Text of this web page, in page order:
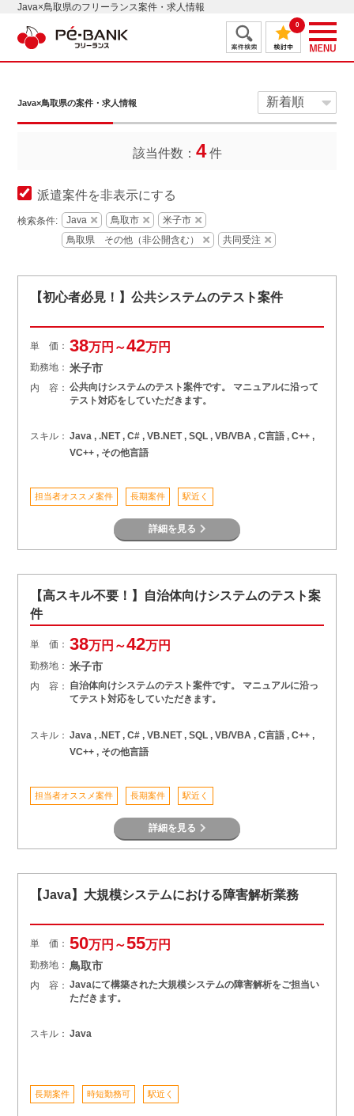
Java×鳥取県のフリーランス案件・求人情報
0
Java×鳥取県の案件・求人情報
該当件数： 4件
派遣案件を非表示にする
検索条件: Java 鳥取市
米子市
鳥取県 その他（非公開含む）
共同受注
【初心者必見！】公共システムのテスト案件
単 価： 38万円～42万円
勤務地： 米子市
内 容： 公共向けシステムのテスト案件です。 マニュアルに沿って
テスト対応をしていただきます。
スキル： Java , .NET , C# , VB.NET , SQL , VB/VBA , C言語 , C++ ,
VC++ , その他言語
担当者オススメ案件 長期案件 駅近く
詳細を見る
【高スキル不要！】自治体向けシステムのテスト案
件
単 価： 38万円～42万円
勤務地： 米子市
内 容： 自治体向けシステムのテスト案件です。 マニュアルに沿っ
てテスト対応をしていただきます。
スキル： Java , .NET , C# , VB.NET , SQL , VB/VBA , C言語 , C++ ,
VC++ , その他言語
担当者オススメ案件 長期案件 駅近く
詳細を見る
【Java】大規模システムにおける障害解析業務
単 価： 50万円～55万円
勤務地： 鳥取市
内 容： Javaにて構築された大規模システムの障害解析をご担当い
ただきます。
スキル： Java
長期案件 時短勤務可 駅近く